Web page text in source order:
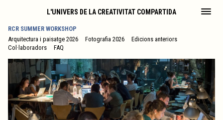
L'UNIVERS DE LA CREATIVITAT COMPARTIDA
RCR SUMMER WORKSHOP
Arquitectura i paisatge 2026
Fotografia 2026
Edicions anteriors
Col·laboradors
FAQ